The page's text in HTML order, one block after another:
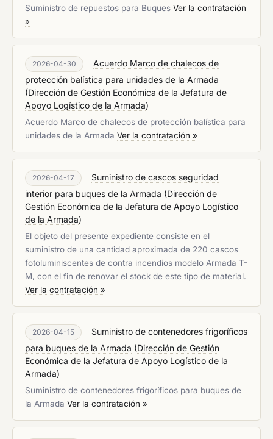
Suministro de repuestos para Buques Ver la contratación
»
2026-04-30
Acuerdo Marco de chalecos de
protección balística para unidades de la Armada
(Dirección de Gestión Económica de la Jefatura de
Apoyo Logístico de la Armada)
Acuerdo Marco de chalecos de protección balística para
unidades de la Armada Ver la contratación »
2026-04-17
Suministro de cascos seguridad
interior para buques de la Armada (Dirección de
Gestión Económica de la Jefatura de Apoyo Logístico
de la Armada)
El objeto del presente expediente consiste en el
suministro de una cantidad aproximada de 220 cascos
fotoluminiscentes de contra incendios modelo Armada T-
M, con el fin de renovar el stock de este tipo de material.
Ver la contratación »
2026-04-15
Suministro de contenedores frigoríficos
para buques de la Armada (Dirección de Gestión
Económica de la Jefatura de Apoyo Logístico de la
Armada)
Suministro de contenedores frigoríficos para buques de
la Armada Ver la contratación »